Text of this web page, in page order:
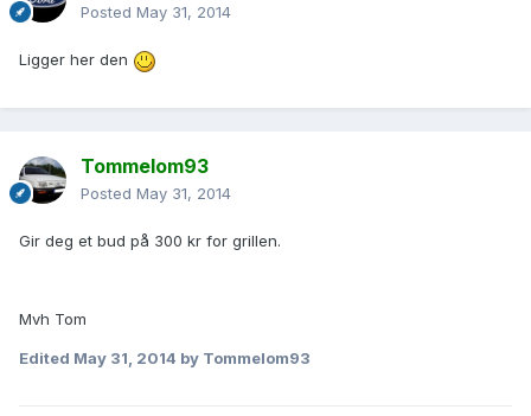
Posted May 31, 2014
Ligger her den
Tommelom93
Posted May 31, 2014
Gir deg et bud på 300 kr for grillen.
Mvh Tom
Edited May 31, 2014 by Tommelom93